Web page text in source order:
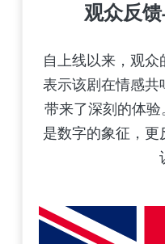
观众反
自上线以来，观众
表示该剧在情感共
带来了深刻的体
是数字的象征，更